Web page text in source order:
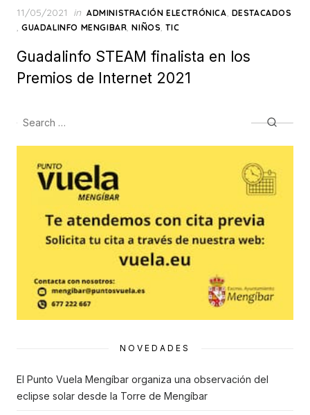
Posted
on
11/05/2021 in ADMINISTRACIÓN ELECTRÓNICA, DESTACADOS
, GUADALINFO MENGIBAR,NIÑOS,TIC
Guadalinfo STEAM finalista en los
Premios de Internet 2021
Search
NOVEDADES
El Punto Vuela Mengíbar organiza una observación del
eclipse solar desde la Torre de Mengíbar